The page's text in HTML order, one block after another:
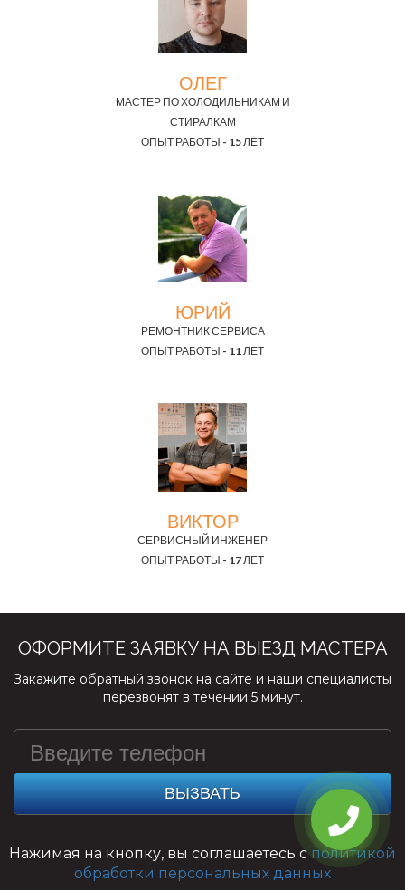
ОЛЕГ
МАСТЕР ПО ХОЛОДИЛЬНИКАМ И
СТИРАЛКАМ
ОПЫТ РАБОТЫ - 15 ЛЕТ
ЮРИЙ
РЕМОНТНИК СЕРВИСА
ОПЫТ РАБОТЫ - 11 ЛЕТ
ВИКТОР
СЕРВИСНЫЙ ИНЖЕНЕР
ОПЫТ РАБОТЫ - 17 ЛЕТ
ОФОРМИТЕ ЗАЯВКУ НА ВЫЕЗД МАСТЕРА
Закажите обратный звонок на сайте и наши специалисты
перезвонят в течении 5 минут.
ВЫЗВАТЬ
Нажимая на кнопку, вы соглашаетесь с политикой
обработки персональных данных